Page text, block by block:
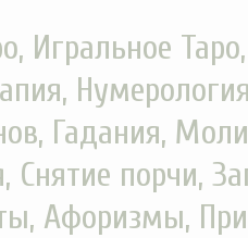
Игральное
Гадания,
порчи,
Афоризмы,